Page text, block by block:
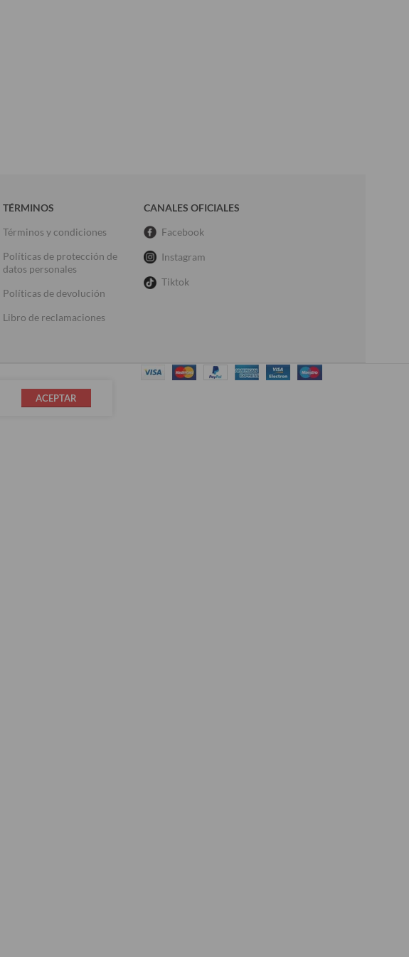
TÉRMINOS
Términos y condiciones
Políticas de protección de
datos personales
Políticas de devolución
Libro de reclamaciones
CANALES OFICIALES
Facebook
Instagram
Tiktok
ACEPTAR